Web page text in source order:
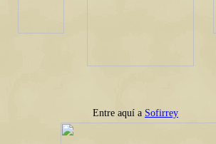
Entre aquí a Sofirrey